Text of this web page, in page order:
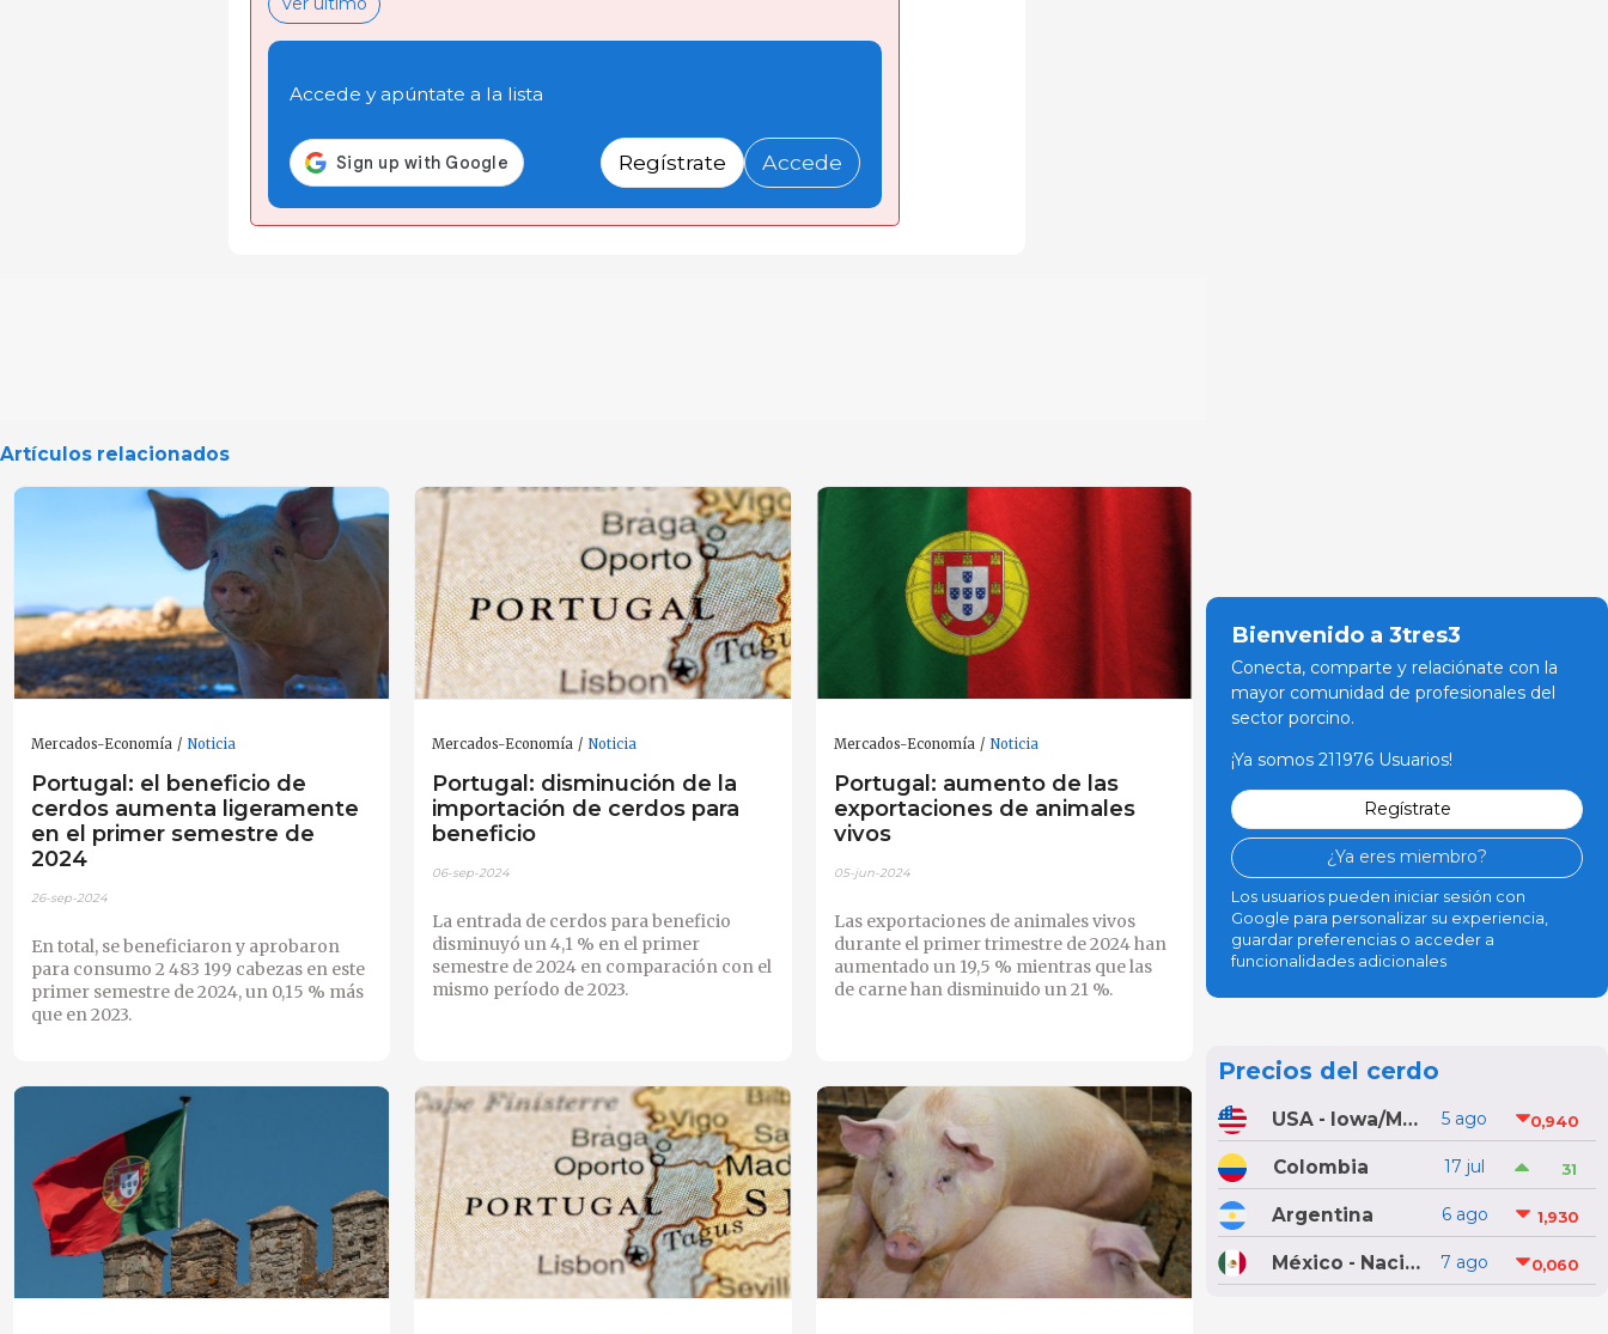
Accede y apúntate a la lista
Regístrate Accede
Artículos relacionados
Mercados-Economía Noticia
Portugal: el beneficio de
cerdos aumenta ligeramente
en el primer semestre de
2024
26-sep-2024
En total, se beneficiaron y aprobaron
para consumo 2 483 199 cabezas en este
primer semestre de 2024, un 0,15 % más
que en 2023.
Mercados-Economía Noticia
Portugal: disminución de la
importación de cerdos para
beneficio
06-sep-2024
La entrada de cerdos para beneficio
disminuyó un 4,1 % en el primer
semestre de 2024 en comparación con el
mismo período de 2023.
Mercados-Economía Noticia
Portugal: aumento de las
exportaciones de animales
vivos
05-jun-2024
Las exportaciones de animales vivos
durante el primer trimestre de 2024 han
aumentado un 19,5 % mientras que las
de carne han disminuido un 21 %.
Bienvenido a 3tres3
Conecta, comparte y relaciónate con la
mayor comunidad de profesionales del
sector porcino.
¡Ya somos 211976 Usuarios!
Regístrate
¿Ya eres miembro?
Los usuarios pueden iniciar sesión con
Google para personalizar su experiencia,
guardar preferencias o acceder a
funcionalidades adicionales
Precios del cerdo
USA - Iowa/Minnesota 5 ago 0,940
Colombia 17 jul 31
Argentina 6 ago 1,930
México - Nacional 7 ago 0,060